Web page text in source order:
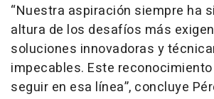
“Nuestra aspiración siempre ha
altura de los desafíos más
soluciones innovadoras y
impecables. Este
seguir en esa línea”, concluye